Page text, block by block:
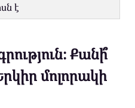
է
Քանի՞
մոլորակի